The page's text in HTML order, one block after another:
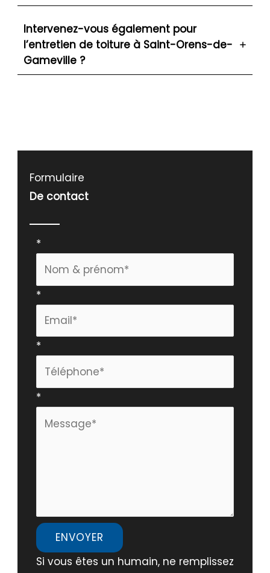
Intervenez-vous également pour
l’entretien de toiture à Saint-Orens-de-
Gameville ?
Formulaire
De contact
Formulaire
simple
téléphone
*
*
*
*
ENVOYER
Si vous êtes un humain, ne remplissez